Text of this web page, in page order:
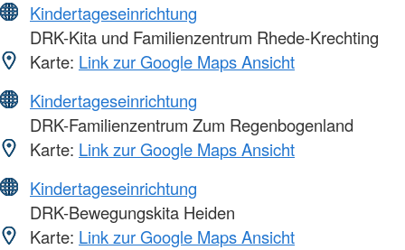
Kindertageseinrichtung
DRK-Kita und Familienzentrum Rhede-Krechting
Karte: Link zur Google Maps Ansicht
Kindertageseinrichtung
DRK-Familienzentrum Zum Regenbogenland
Karte: Link zur Google Maps Ansicht
Kindertageseinrichtung
DRK-Bewegungskita Heiden
Karte: Link zur Google Maps Ansicht